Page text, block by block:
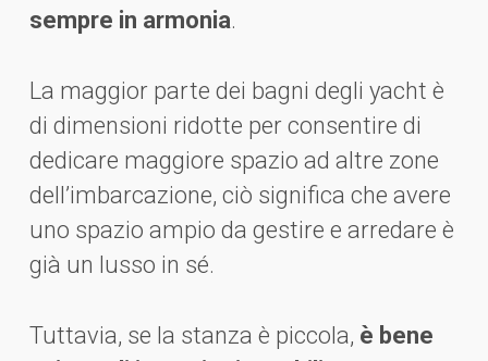
sempre in armonia.
La maggior parte dei bagni degli yacht è
di dimensioni ridotte per consentire di
dedicare maggiore spazio ad altre zone
dell’imbarcazione, ciò significa che avere
uno spazio ampio da gestire e arredare è
già un lusso in sé.
Tuttavia, se la stanza è piccola, è bene